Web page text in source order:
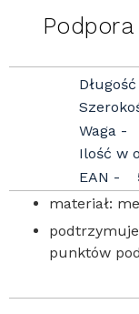
Długość
Waga
Ilość w
EAN
materiał:
punktów